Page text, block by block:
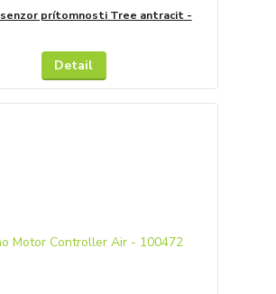
prítomnosti Tree antracit -
Detail